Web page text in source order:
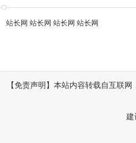
站长网 站长网 站长网 站长网
【免责声明】本站内容转载自互联
建